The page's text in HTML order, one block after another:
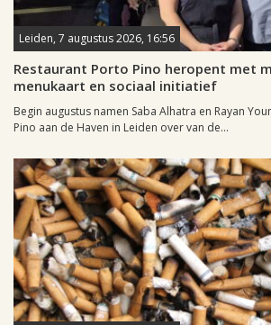
Leiden, 7 augustus 2026, 16:56
Restaurant Porto Pino heropent met
menukaart en sociaal initiatief
Begin augustus namen Saba Alhatra en Rayan
Pino aan de Haven in Leiden over van de...